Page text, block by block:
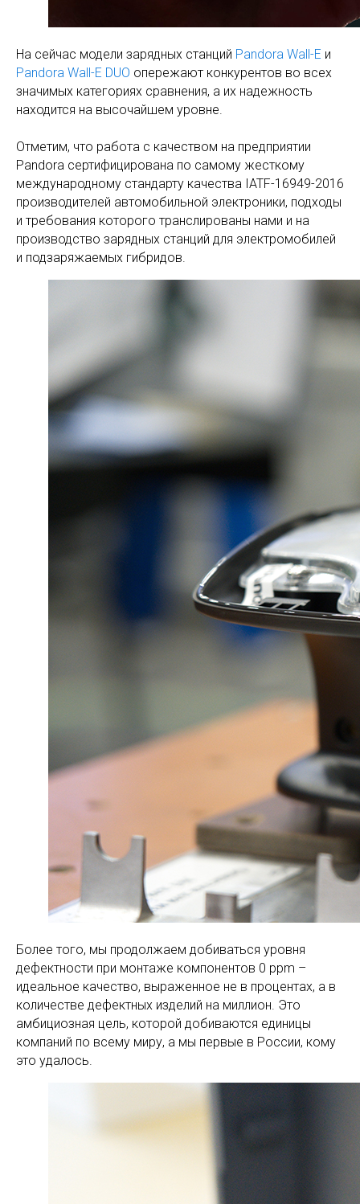
На сейчас модели зарядных станций Pandora Wall-E и
Pandora Wall-E DUO опережают конкурентов во всех
значимых категориях сравнения, а их надежность
находится на высочайшем уровне.
Отметим, что работа с качеством на предприятии
Pandora сертифицирована по самому жесткому
международному стандарту качества IATF-16949-2016
производителей автомобильной электроники, подходы
и требования которого транслированы нами и на
производство зарядных станций для электромобилей
и подзаряжаемых гибридов.
Более того, мы продолжаем добиваться уровня
дефектности при монтаже компонентов 0 ppm –
идеальное качество, выраженное не в процентах, а в
количестве дефектных изделий на миллион. Это
амбициозная цель, которой добиваются единицы
компаний по всему миру, а мы первые в России, кому
это удалось.